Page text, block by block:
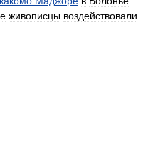
живописцы воздействовали